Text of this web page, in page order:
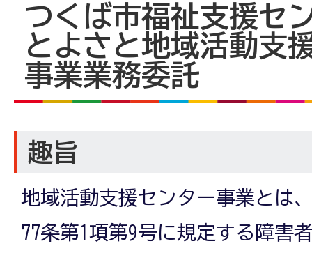
つくば市福祉支援セ
とよさと地域活動支
事業業務委託
趣旨
地域活動支援センター事業とは
77条第1項第9号に規定する障害